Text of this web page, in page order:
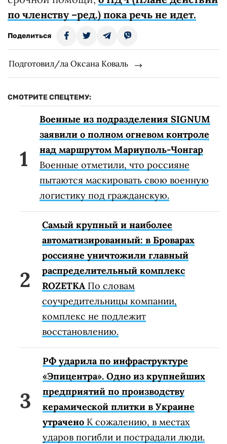
по членству –ред.) пока речь не идет.
Поделиться
Подготовил/ла Оксана Коваль
СМОТРИТЕ СПЕЦТЕМУ:
Военные из подразделения SIGNUM
заявили о полном огневом контроле
над маршрутом Мариуполь-Чонгар
Военные отметили, что россияне
пытаются маскировать свою военную
логистику под гражданскую.
Самый крупный и наиболее
автоматизированный: в Броварах
россияне уничтожили главный
распределительный комплекс
ROZETKA По словам
соучредительницы компании,
комплекс не подлежит
восстановлению.
РФ ударила по инфраструктуре
«Эпицентра». Одно из крупнейших
предприятий по производству
керамической плитки в Украине
утрачено К сожалению, в местах
ударов погибли и пострадали люди.